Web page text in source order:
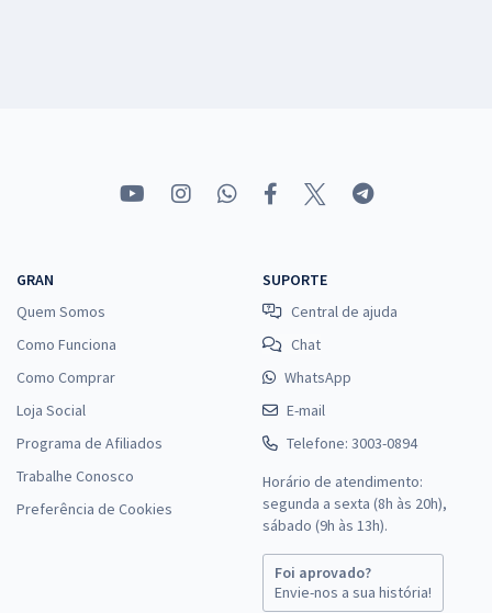
GRAN
Quem Somos
Como Funciona
Como Comprar
Loja Social
Programa de Afiliados
Trabalhe Conosco
Preferência de Cookies
SUPORTE
Central de ajuda
Chat
WhatsApp
E-mail
Telefone: 3003-0894
Horário de atendimento:
segunda a sexta (8h às 20h),
sábado (9h às 13h).
Foi aprovado?
Envie-nos a sua história!